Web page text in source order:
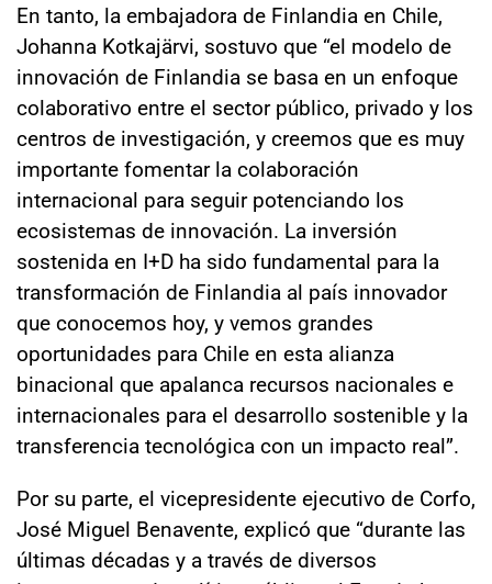
En tanto, la embajadora de Finlandia en Chile,
Johanna Kotkajärvi, sostuvo que “el modelo de
innovación de Finlandia se basa en un enfoque
colaborativo entre el sector público, privado y los
centros de investigación, y creemos que es muy
importante fomentar la colaboración
internacional para seguir potenciando los
ecosistemas de innovación. La inversión
sostenida en I+D ha sido fundamental para la
transformación de Finlandia al país innovador
que conocemos hoy, y vemos grandes
oportunidades para Chile en esta alianza
binacional que apalanca recursos nacionales e
internacionales para el desarrollo sostenible y la
transferencia tecnológica con un impacto real”.
Por su parte, el vicepresidente ejecutivo de Corfo,
José Miguel Benavente, explicó que “durante las
últimas décadas y a través de diversos